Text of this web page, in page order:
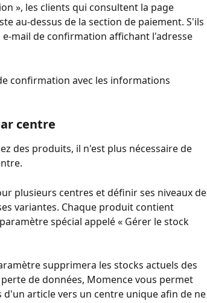
», les clients qui consultent la page
au-dessus de la section de paiement. S'ils
mail de confirmation affichant l'adresse
confirmation avec les informations
centre
des produits, il n'est plus nécessaire de
plusieurs centres et définir ses niveaux de
variantes. Chaque produit contient
spécial appelé « Gérer le stock
supprimera les stocks actuels des
de données, Momence vous permet
article vers un centre unique afin de ne